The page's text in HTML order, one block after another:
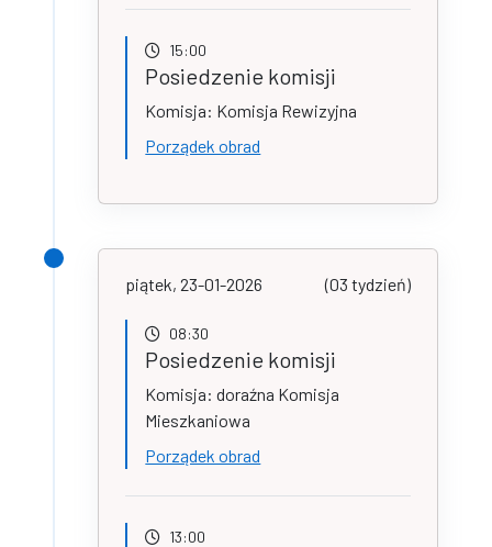
15:00
Posiedzenie komisji
Komisja: Komisja Rewizyjna
Porządek obrad
piątek, 23-01-2026 (03 tydzień)
08:30
Posiedzenie komisji
Komisja: doraźna Komisja
Mieszkaniowa
Porządek obrad
13:00